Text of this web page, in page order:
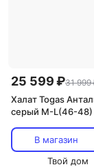
25 599 ₽31 999
Халат Togas
серый M-L(46-48)
В магазин
Твой дом